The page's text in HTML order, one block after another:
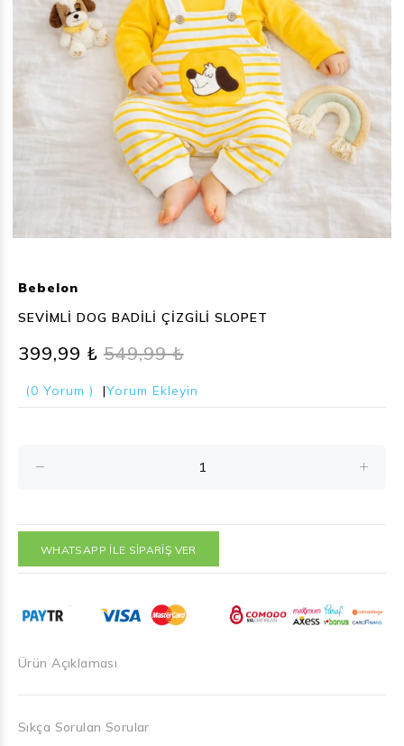
Bebelon
SEVİMLİ DOG BADİLİ ÇİZGİLİ SLOPET
399,99 ₺ 549,99 ₺
(0 Yorum ) |Yorum Ekleyin
WHATSAPP İLE SİPARİŞ VER
Ürün Açıklaması
Sıkça Sorulan Sorular